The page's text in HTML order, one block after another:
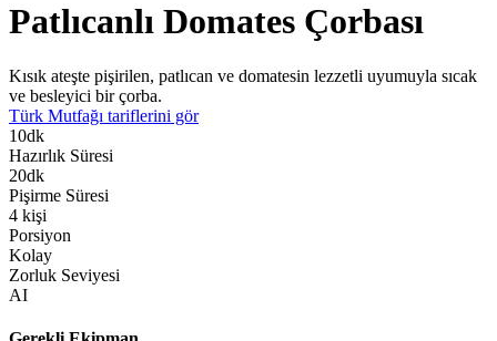
Patlıcanlı Domates Çorbası
Kısık ateşte pişirilen, patlıcan ve domatesin lezzetli uyumuyla sıcak
ve besleyici bir çorba.
Türk Mutfağı tariflerini gör
10dk
Hazırlık Süresi
20dk
Pişirme Süresi
4 kişi
Porsiyon
Kolay
Zorluk Seviyesi
AI